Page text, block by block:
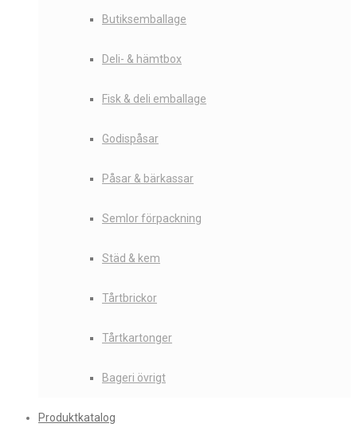
Butiksemballage
Deli- & hämtbox
Fisk & deli emballage
Godispåsar
Påsar & bärkassar
Semlor förpackning
Städ & kem
Tårtbrickor
Tårtkartonger
Bageri övrigt
Produktkatalog